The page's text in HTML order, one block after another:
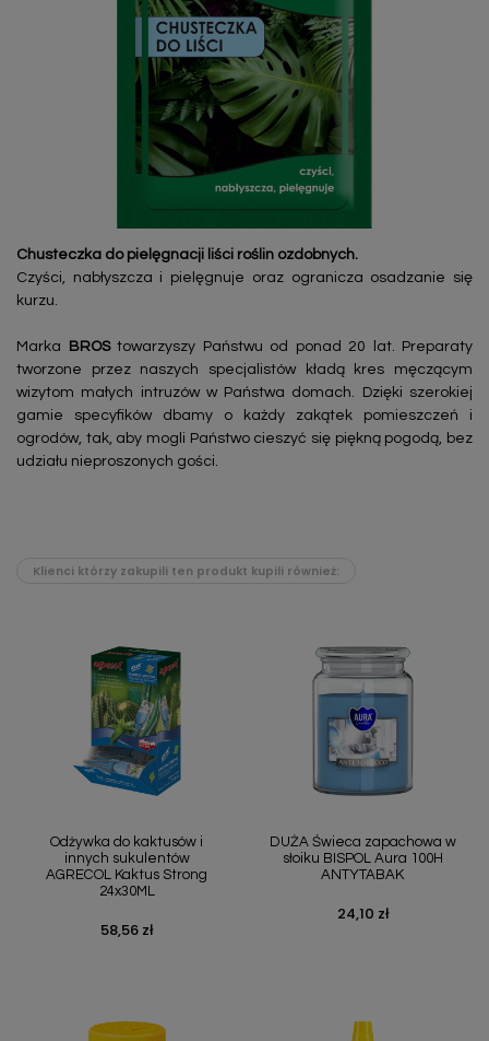
Chusteczka do pielęgnacji liści roślin ozdobnych.
Czyści, nabłyszcza i pielęgnuje oraz ogranicza osadzanie się
kurzu.
Marka BROStowarzyszy Państwu od ponad 20 lat. Preparaty
tworzone przez naszych specjalistów kładą kres męczącym
wizytom małych intruzów w Państwa domach. Dzięki szerokiej
gamie specyfików dbamy o każdy zakątek pomieszczeń i
ogrodów, tak, aby mogli Państwo cieszyć się piękną pogodą, bez
udziału nieproszonych gości.
Klienci którzy zakupili ten produkt kupili również:
Odżywka do kaktusów i
innych sukulentów
AGRECOL Kaktus Strong
24x30ML
Cena
58,56 zł
DUŻA Świeca zapachowa w
słoiku BISPOL Aura 100H
ANTYTABAK
Cena
24,10 zł